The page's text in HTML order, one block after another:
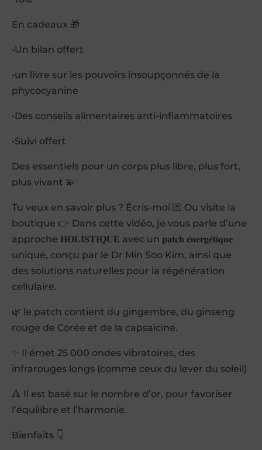
En cadeaux 🎁
•Un bilan offert
•un livre sur les pouvoirs insoupçonnés de la
phycocyanine
•Des conseils alimentaires anti-inflammatoires
•Suivi offert
Des essentiels pour un corps plus libre, plus fort,
plus vivant 💫
Tu veux en savoir plus ? Écris-moi 💌 Ou visite la
boutique 👉 Dans cette vidéo, je vous parle d’une
approche 𝐇𝐎𝐋𝐈𝐒𝐓𝐈𝐐𝐔𝐄 avec un 𝐩𝐚𝐭𝐜𝐡 𝐞́𝐧𝐞𝐫𝐠𝐞́𝐭𝐢𝐪𝐮𝐞
unique, conçu par le Dr Min Soo Kim, ainsi que
des solutions naturelles pour la régénération
cellulaire.
🌿 le patch contient du gingembre, du ginseng
rouge de Corée et de la capsaïcine.
✨ Il émet 25 000 ondes vibratoires, des
infrarouges longs (comme ceux du lever du soleil)
🔺 Il est basé sur le nombre d’or, pour favoriser
l’équilibre et l’harmonie.
Bienfaits 👇